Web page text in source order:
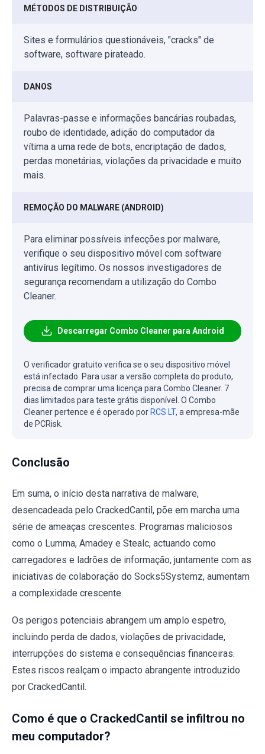
MÉTODOS DE DISTRIBUIÇÃO
Sites e formulários questionáveis, "cracks" de
software, software pirateado.
DANOS
Palavras-passe e informações bancárias roubadas,
roubo de identidade, adição do computador da
vítima a uma rede de bots, encriptação de dados,
perdas monetárias, violações da privacidade e muito
mais.
REMOÇÃO DO MALWARE (ANDROID)
Para eliminar possíveis infecções por malware,
verifique o seu dispositivo móvel com software
antivírus legítimo. Os nossos investigadores de
segurança recomendam a utilização do Combo
Cleaner.
Descarregar Combo Cleaner para Android
O verificador gratuito verifica se o seu dispositivo móvel
está infectado. Para usar a versão completa do produto,
precisa de comprar uma licença para Combo Cleaner. 7
dias limitados para teste grátis disponível. O Combo
Cleaner pertence e é operado por RCS LT, a empresa-mãe
de PCRisk.
Conclusão
Em suma, o início desta narrativa de malware,
desencadeada pelo CrackedCantil, põe em marcha uma
série de ameaças crescentes. Programas maliciosos
como o Lumma, Amadey e Stealc, actuando como
carregadores e ladrões de informação, juntamente com as
iniciativas de colaboração do Socks5Systemz, aumentam
a complexidade crescente.
Os perigos potenciais abrangem um amplo espetro,
incluindo perda de dados, violações de privacidade,
interrupções do sistema e consequências financeiras.
Estes riscos realçam o impacto abrangente introduzido
por CrackedCantil.
Como é que o CrackedCantil se infiltrou no
meu computador?